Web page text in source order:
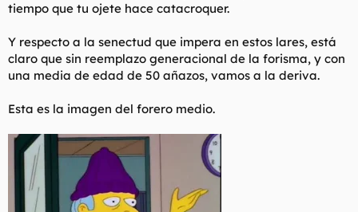
tiempo que tu ojete hace catacroquer.
Y respecto a la senectud que impera en estos lares, está
claro que sin reemplazo generacional de la forisma, y con
una media de edad de 50 añazos, vamos a la deriva.
Esta es la imagen del forero medio.